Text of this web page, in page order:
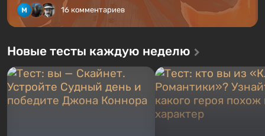
16 комментариев
Новые тесты каждую неделю